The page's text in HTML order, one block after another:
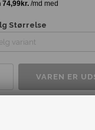
Størrelse